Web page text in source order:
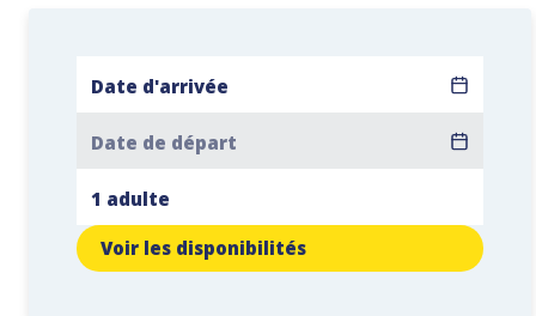
Voir les disponibilités